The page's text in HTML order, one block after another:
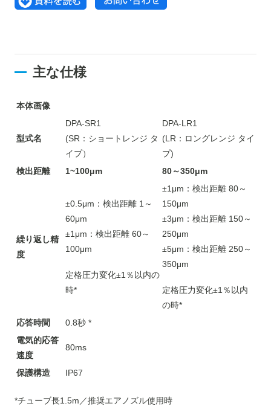
主な仕様
本体画像
型式名
DPA-SR1
(SR：ショートレンジ タ
イプ）
DPA-LR1
(LR：ロングレンジ タイ
プ)
検出距離
1~100μm 80～350μm
繰り返し精
度
±0.5μm：検出距離 1～
60μm
±1μm：検出距離 60～
100μm
定格圧力変化±1％以内の
時*
±1μm：検出距離 80～
150μm
±3μm：検出距離 150～
250μm
±5μm：検出距離 250～
350μm
定格圧力変化±1％以内
の時*
応答時間
0.8秒 *
電気的応答
速度
80ms
保護構造 IP67
*チューブ長1.5m／推奨エアノズル使用時